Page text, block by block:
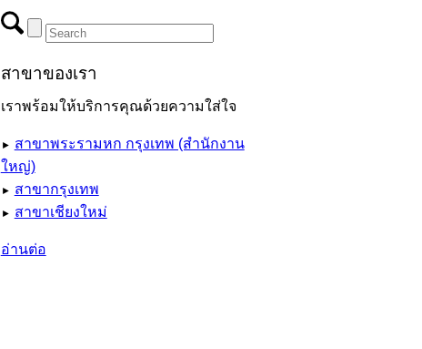
สาขาของเรา
เราพร้อมให้บริการคุณด้วยความใส่ใจ
► สาขาพระรามหก กรุงเทพ (สำนักงาน
ใหญ่)
► สาขากรุงเทพ
► สาขาเชียงใหม่
อ่านต่อ